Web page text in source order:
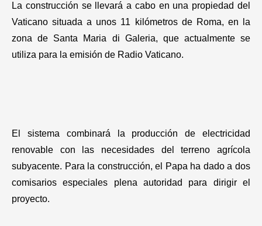
La construcción se llevará a cabo en una propiedad del
Vaticano situada a unos 11 kilómetros de Roma, en la
zona de Santa Maria di Galeria, que actualmente se
utiliza para la emisión de Radio Vaticano.
El sistema combinará la producción de electricidad
renovable con las necesidades del terreno agrícola
subyacente. Para la construcción, el Papa ha dado a dos
comisarios especiales plena autoridad para dirigir el
proyecto.